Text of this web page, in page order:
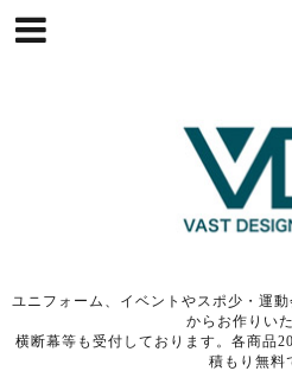
ユニフォーム、イベントやスポ少・運
からお作りい
横断幕等も受付しております。各商品
積もり無料